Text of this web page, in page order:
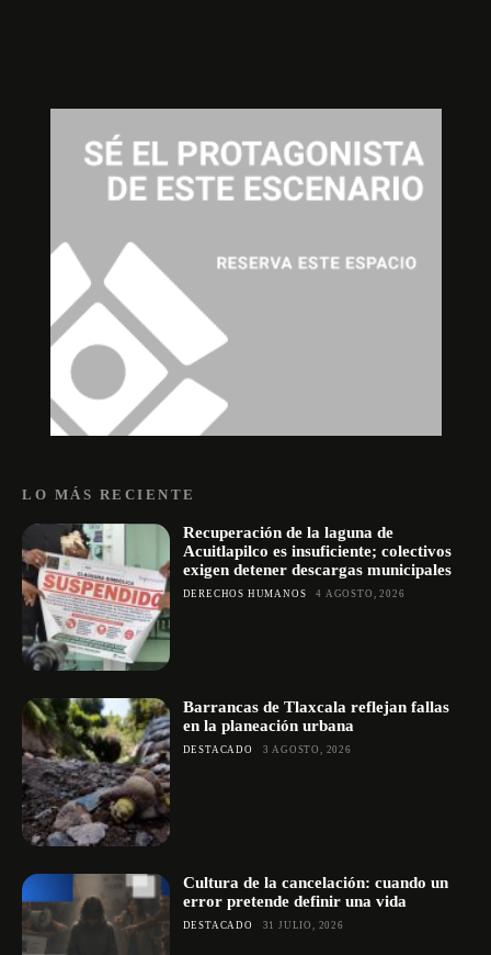
LO MÁS RECIENTE
Recuperación de la laguna de
Acuitlapilco es insuficiente; colectivos
exigen detener descargas municipales
DERECHOS HUMANOS 4 AGOSTO, 2026
Barrancas de Tlaxcala reflejan fallas
en la planeación urbana
DESTACADO 3 AGOSTO, 2026
Cultura de la cancelación: cuando un
error pretende definir una vida
DESTACADO 31 JULIO, 2026